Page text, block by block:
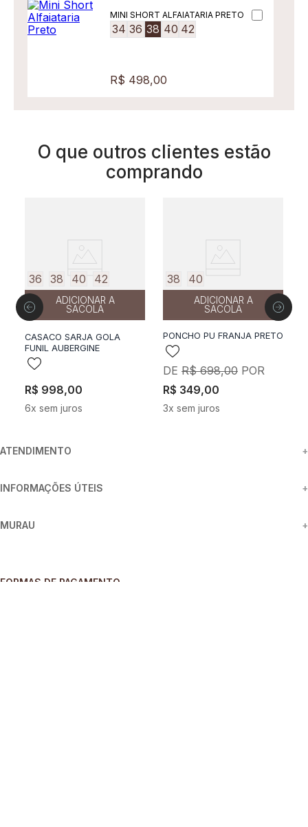
MINI SHORT ALFAIATARIA PRETO
34 36 38 40 42
R$ 498,00
O que outros clientes estão
comprando
36 38 40 42
ADICIONAR A
SACOLA
CASACO SARJA GOLA
FUNIL AUBERGINE
R$ 998,00
6x sem juros
38 40
ADICIONAR A
SACOLA
PONCHO PU FRANJA PRETO
R$ 698,00
R$ 349,00
3x sem juros
ATENDIMENTO +
INFORMAÇÕES ÚTEIS +
MURAU +
FORMAS DE PAGAMENTO